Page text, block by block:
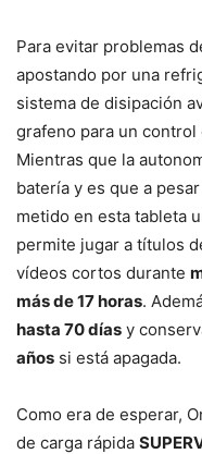
Para evitar problemas
apostando por una
sistema de disipación
grafeno para un
Mientras que la
batería y es que a
metido en esta tableta
permite jugar a títulos
vídeos cortos durante
más de 17 horas.
hasta 70 días y
años si está apagada.
Como era de esperar,
de carga rápida